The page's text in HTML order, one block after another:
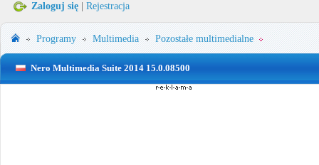
Zaloguj się Rejestracja
Programy Multimedia Pozostałe multimedialne
Nero Multimedia Suite 2014 15.0.08500